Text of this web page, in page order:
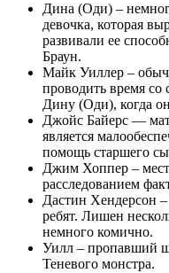
Дина (Оди) –
девочка, которая
развивали ее
Браун.
Майк Уиллер –
проводить время
Дину (Оди), когда
Джойс Байерс —
является
помощь старшего
Джим Хоппер –
расследованием
Дастин Хендерсон
ребят. Лишен
немного комично.
Уилл – пропавший
Теневого монстра.